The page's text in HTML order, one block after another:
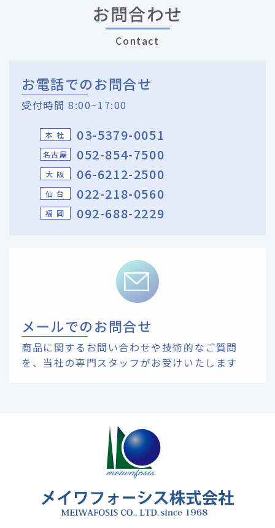
お問合わせ
Contact
お電話でのお問合せ
受付時間 8:00~17:00
本 社 03-5379-0051
名古屋 052-854-7500
大 阪 06-6212-2500
仙 台 022-218-0560
福 岡 092-688-2229
メールでのお問合せ
商品に関するお問い合わせや技術的なご質問
を、 当社の専門スタッフがお受けいたします